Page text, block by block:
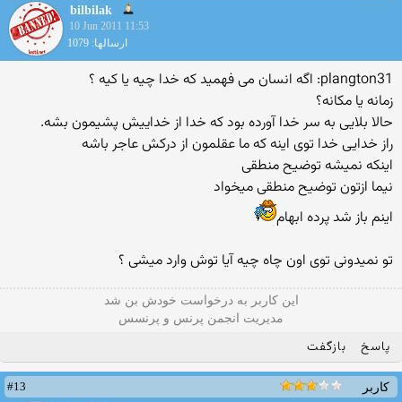
bilbilak
10 Jun 2011 11:53
ارسالها: 1079
plangton31: اگه انسان می فهمید كه خدا چیه یا كیه ؟
زمانه یا مكانه؟
حالا بلایی به سر خدا آورده بود كه خدا از خداییش پشیمون بشه.
راز خدایی خدا توی اینه كه ما عقلمون از دركش عاجر باشه
اینکه نمیشه توضیح منطقی
نیما ازتون توضیح منطقی میخواد
اینم باز شد پرده ابهام
تو نمیدونی توی اون چاه چیه آیا توش وارد میشی ؟
این كاربر به درخواست خودش بن شد
مدیریت انجمن پرنس و پرنسس
پاسخ بازگفت
کاربر
#13